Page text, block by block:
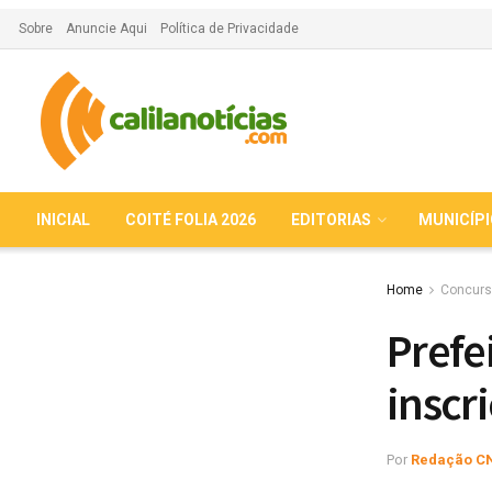
Sobre Anuncie Aqui Política de Privacidade
INICIAL COITÉ FOLIA 2026 EDITORIAS
Home
Por Redação